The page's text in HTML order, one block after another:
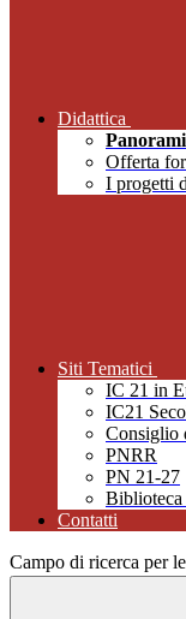
Didattica
Offerta
I progetti
Siti Tematici
IC 21 in
IC21
Consiglio
PNRR
PN 21-27
Biblioteca
Contatti
Campo di ricerca per